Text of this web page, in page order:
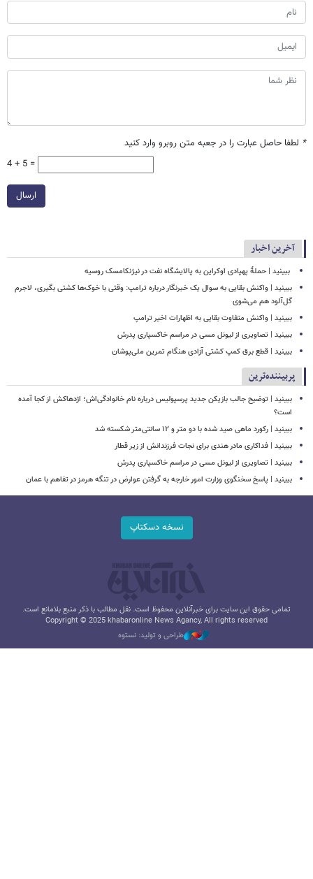
* لطفا حاصل عبارت را در جعبه متن روبرو وارد کنید
4 + 5 =
ارسال
آخرین اخبار
‏ ببینید | حملهٔ پهپادی اوکراین به پالایشگاه نفت در نیژنکامسک روسیه
ببینید | واکنش بقایی به سوال یک خبرنگار درباره ترامپ: وقتی با خوک‌ها کشتی بگیری، لاجرم
گل‌آلود هم می‌شوی
ببینید | واکنش متفاوت بقایی به اظهارات اخیر ترامپ
ببینید | تصاویری از لیونل مسی در مراسم خاکسپاری پدرش
ببینید | قطع برق کمپ کشتی آزادی هنگام تمرین ملی‌پوشان
پربیننده‌ترین
ببینید | توضیح جالب بازیکن جدید پرسپولیس درباره نام خانوادگی‌اش؛ اژدهاکش از کجا آمده
است؟
ببینید | رکورد ماهی صید شده با دو متر و ۱۲ سانتی‌متر شکسته شد
ببینید | فداکاری مادر هندی برای نجات فرزندانش از زیر قطار
ببینید | تصاویری از لیونل مسی در مراسم خاکسپاری پدرش
ببینید | پاسخ سخنگوی وزارت امور خارجه به گرفتن عوارض در تنگه هرمز در تفاهم با عمان
نسخه دسکتاپ
تمامی حقوق این سایت برای خبرآنلاین محفوظ است. نقل مطالب با ذکر منبع بلامانع است.
Copyright © 2025 khabaronline News Agancy, All rights reserved
طراحی و تولید: نستوه